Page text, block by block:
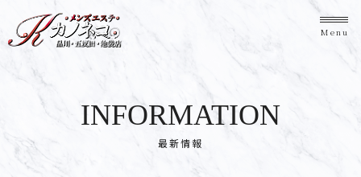
Menu
最新情報
INFORMATION